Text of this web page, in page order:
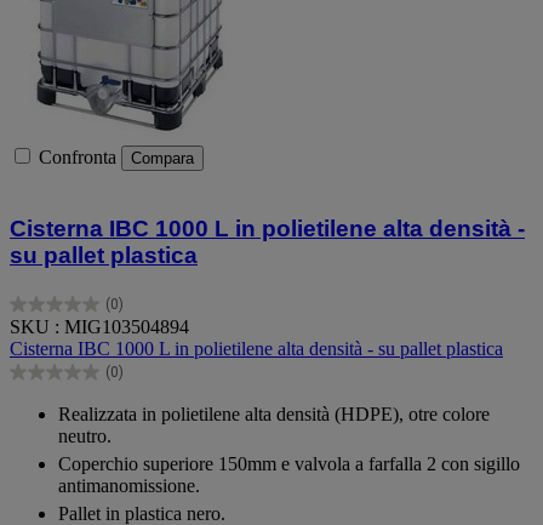
Confronta Compara
Cisterna IBC 1000 L in polietilene alta densità -
su pallet plastica
(0)
0.0
su
5
stelle.
SKU : MIG103504894
Cisterna IBC 1000 L in polietilene alta densità - su pallet plastica
(0)
0.0
Realizzata in polietilene alta densità (HDPE), otre colore
neutro.
Coperchio superiore 150mm e valvola a farfalla 2 con sigillo
antimanomissione.
Pallet in plastica nero.